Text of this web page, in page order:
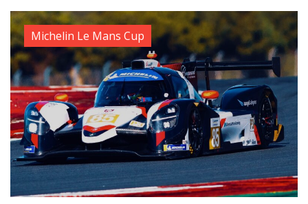
Michelin Le Mans Cup